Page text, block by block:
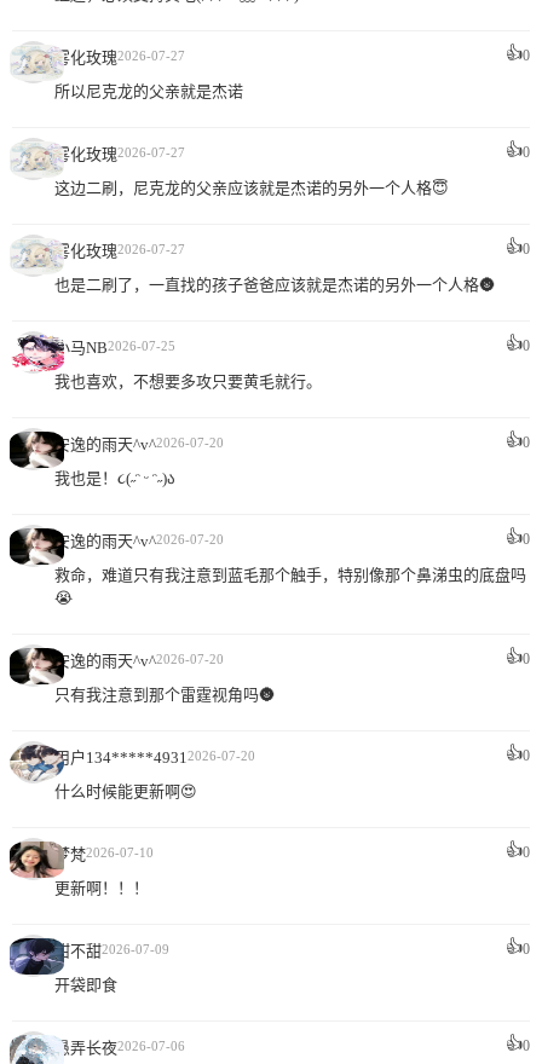
雾化玫瑰2026-07-27 👍0
所以尼克龙的父亲就是杰诺
雾化玫瑰2026-07-27 👍0
这边二刷，尼克龙的父亲应该就是杰诺的另外一个人格😇
雾化玫瑰2026-07-27 👍0
也是二刷了，一直找的孩子爸爸应该就是杰诺的另外一个人格🌚
小马NB2026-07-25 👍0
我也喜欢，不想要多攻只要黄毛就行。
安逸的雨天^v^2026-07-20 👍0
我也是！૮(˶ᵔ ᵕ ᵔ˶)ა
安逸的雨天^v^2026-07-20 👍0
救命，难道只有我注意到蓝毛那个触手，特别像那个鼻涕虫的底盘吗
😭
安逸的雨天^v^2026-07-20 👍0
只有我注意到那个雷霆视角吗🌚
用户134*****4931 2026-07-20 👍0
什么时候能更新啊😍
梦梵2026-07-10 👍0
更新啊！！！
甜不甜2026-07-09 👍0
开袋即食
愚弄长夜2026-07-06 👍0